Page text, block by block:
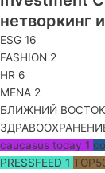
нетворкинг
ESG 16
FASHION 2
HR 6
MENA 2
БЛИЖНИЙ ВОСТОК
caucasus today 1
PRESSFEED 1